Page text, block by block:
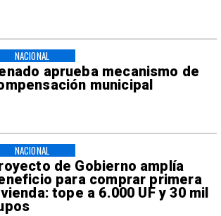
aprueba mecanismo de
municipal
NACIONAL
de Gobierno amplía
para comprar primera
tope a 6.000 UF y 30 mil
NACIONAL